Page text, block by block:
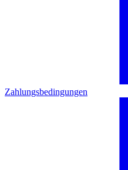
Zahlungsbedingungen